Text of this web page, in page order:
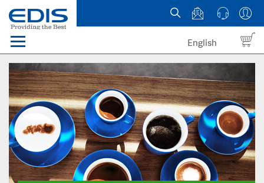
Menü
Domains
Webhosting Österreich
News
über EDIS
English